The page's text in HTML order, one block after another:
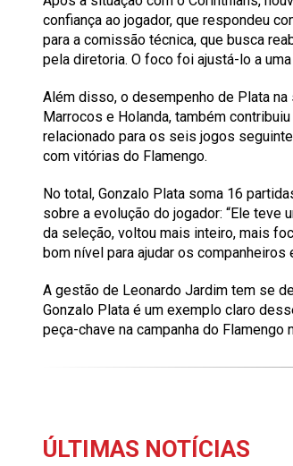
confiança ao jogador, que respondeu
para a comissão técnica, que busca
pela diretoria. O foco foi ajustá-lo a
Além disso, o desempenho de Plata
Marrocos e Holanda, também
relacionado para os seis jogos
com vitórias do Flamengo.
No total, Gonzalo Plata soma 16
sobre a evolução do jogador: “Ele teve
da seleção, voltou mais inteiro, mais
bom nível para ajudar os companheiros
A gestão de Leonardo Jardim tem se
Gonzalo Plata é um exemplo claro
peça-chave na campanha do
ÚLTIMAS NOTÍCIAS